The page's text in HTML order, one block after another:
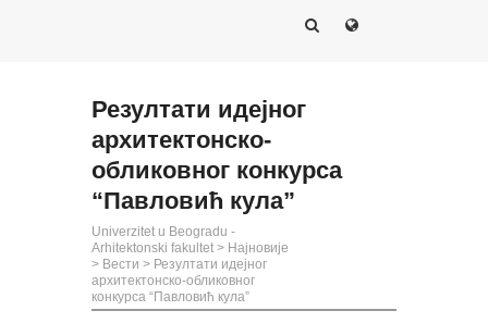
Резултати идејног
архитектонско-
обликовног конкурса
“Павловић кула”
Univerzitet u Beogradu -
Arhitektonski fakultet > Најновије
> Вести > Резултати идејног
архитектонско-обликовног
конкурса “Павловић кула”